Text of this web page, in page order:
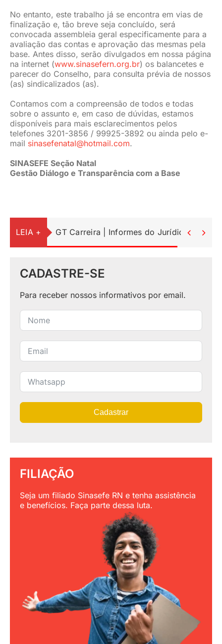
No entanto, este trabalho já se encontra em vias de
finalização e, tão breve seja concluído, será
convocada assembleia geral especificamente para a
avaliação das contas e aprovação das mesmas pela
base. Antes disso, serão divulgados em nossa página
na internet (www.sinasefern.org.br) os balancetes e
parecer do Conselho, para consulta prévia de nossos
(as) sindicalizados (as).
Contamos com a compreensão de todos e todas
sobre o assunto e, em caso de dúvidas, estamos
disponíveis para mais esclarecimentos pelos
telefones 3201-3856 / 99925-3892 ou ainda pelo e-
mail sinasefenatal@hotmail.com.
SINASEFE Seção Natal
Gestão Diálogo e Transparência com a Base
LEIA + GT Carreira | Informes do Jurídico 
CADASTRE-SE
Para receber nossos informativos por email.
Cadastrar
FILIAÇÃO
Seja um filiado Sinasefe RN e tenha assistência
e benefícios. Faça parte dessa luta.